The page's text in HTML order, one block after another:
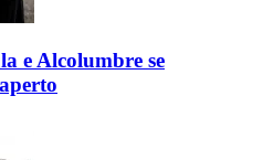
e Alcolumbre se